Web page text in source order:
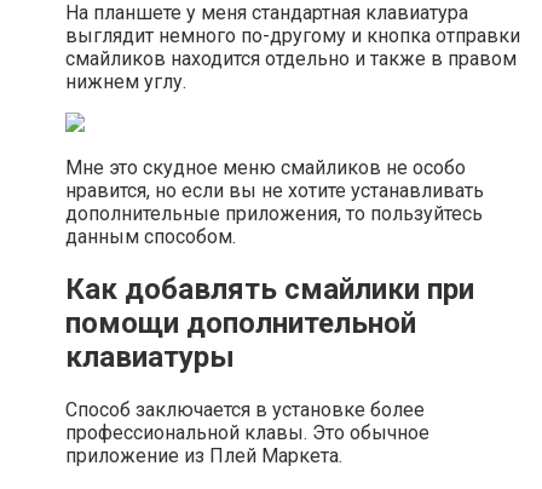
На планшете у меня стандартная клавиатура
выглядит немного по-другому и кнопка отправки
смайликов находится отдельно и также в правом
нижнем углу.
Мне это скудное меню смайликов не особо
нравится, но если вы не хотите устанавливать
дополнительные приложения, то пользуйтесь
данным способом.
Как добавлять смайлики при
помощи дополнительной
клавиатуры
Способ заключается в установке более
профессиональной клавы. Это обычное
приложение из Плей Маркета.